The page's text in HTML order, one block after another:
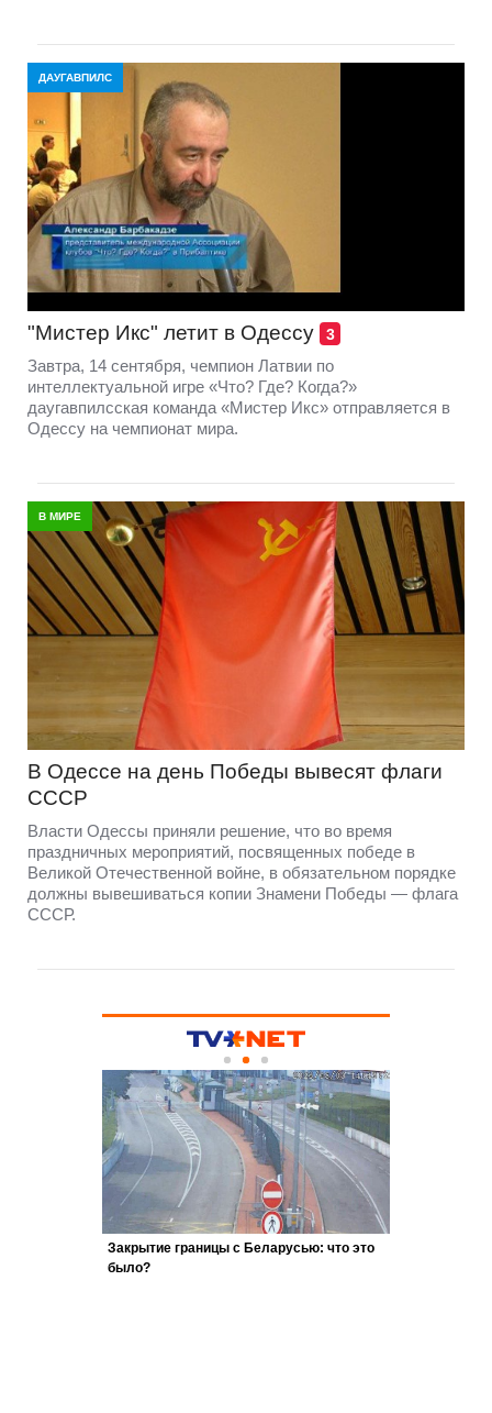
ДАУГАВПИЛС
"Мистер Икс" летит в Одессу 3
Завтра, 14 сентября, чемпион Латвии по
интеллектуальной игре «Что? Где? Когда?»
даугавпилсская команда «Мистер Икс» отправляется в
Одессу на чемпионат мира.
В МИРЕ
В Одессе на день Победы вывесят флаги
СССР
Власти Одессы приняли решение, что во время
праздничных мероприятий, посвященных победе в
Великой Отечественной войне, в обязательном порядке
должны вывешиваться копии Знамени Победы — флага
СССР.